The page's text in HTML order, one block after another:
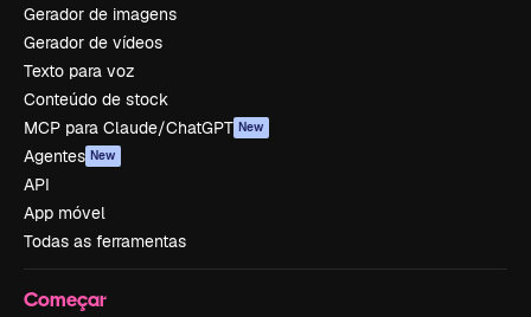
Gerador de imagens
Gerador de vídeos
Texto para voz
Conteúdo de stock
MCP para Claude/ChatGPT New
Agentes New
API
App móvel
Todas as ferramentas
Começar